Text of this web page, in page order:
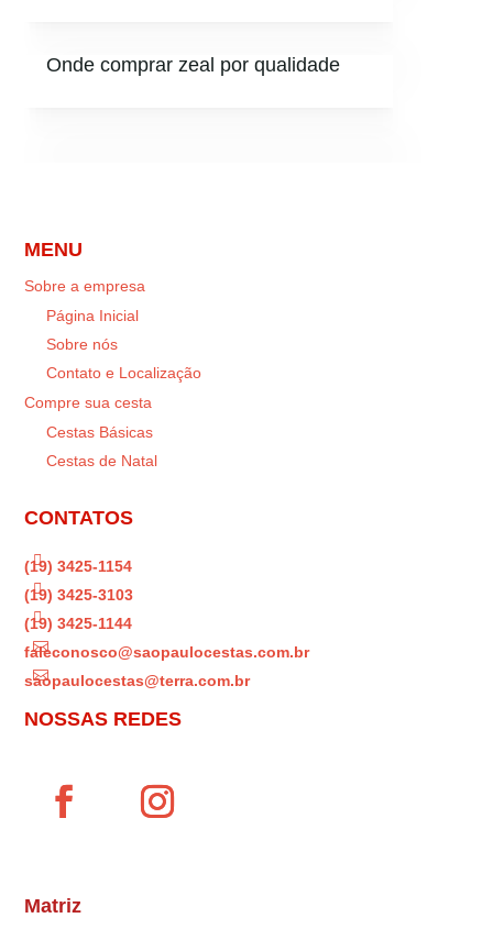
Onde comprar zeal por qualidade
MENU
Sobre a empresa
Página Inicial
Sobre nós
Contato e Localização
Compre sua cesta
Cestas Básicas
Cestas de Natal
CONTATOS

(19) 3425-1154

(19) 3425-3103

(19) 3425-1144

faleconosco@saopaulocestas.com.br

saopaulocestas@terra.com.br
NOSSAS REDES
Matriz